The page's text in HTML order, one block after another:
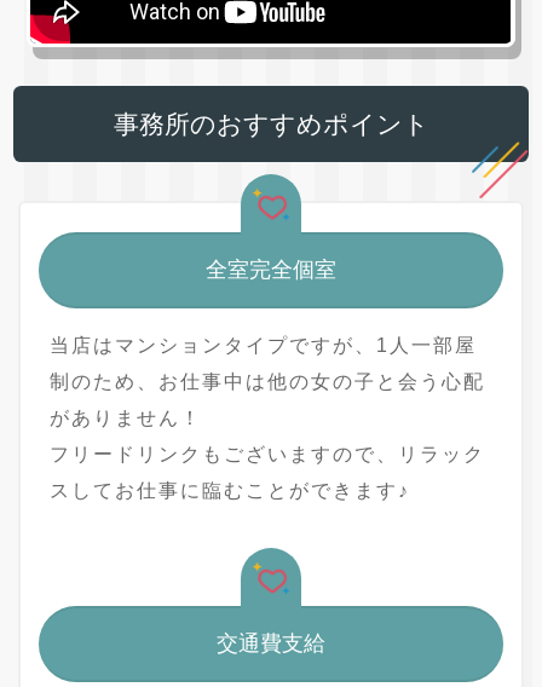
事務所のおすすめポイント
全室完全個室
当店はマンションタイプですが、1人一部屋
制のため、お仕事中は他の女の子と会う心配
がありません！
フリードリンクもございますので、リラック
スしてお仕事に臨むことができます♪
交通費支給